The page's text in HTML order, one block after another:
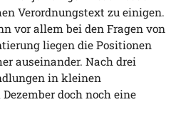
Verordnungstext zu einigen.
vor allem bei den Fragen von
liegen die Positionen
auseinander. Nach drei
in kleinen
doch noch eine